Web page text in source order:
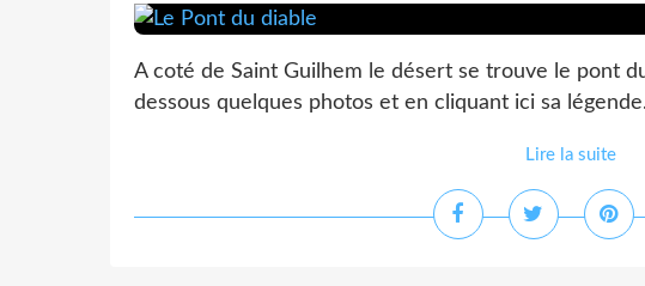
A coté de Saint Guilhem le désert se trouve le pont
dessous quelques photos et en cliquant ici sa
Lire la suite